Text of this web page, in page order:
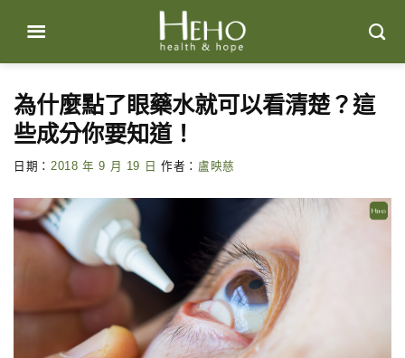
content
為什麼點了眼藥水就可以看清楚？這
些成分你要知道！
日期： 2018 年 9 月 19 日 作者： 盧映慈